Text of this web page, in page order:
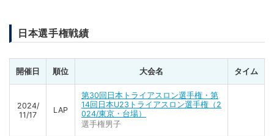
日本選手権戦績
開催日 順位 大会名 タイム
2024/
11/17
LAP
第30回日本トライアスロン選手権・第
14回日本U23トライアスロン選手権（2
024/東京・台場）
選手権男子